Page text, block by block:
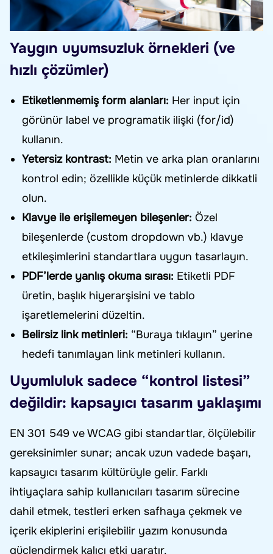
Yaygın uyumsuzluk örnekleri (ve
hızlı çözümler)
Etiketlenmemiş form alanları: Her input için
görünür label ve programatik ilişki (for/id)
kullanın.
Yetersiz kontrast: Metin ve arka plan oranlarını
kontrol edin; özellikle küçük metinlerde dikkatli
olun.
Klavye ile erişilemeyen bileşenler: Özel
bileşenlerde (custom dropdown vb.) klavye
etkileşimlerini standartlara uygun tasarlayın.
PDF’lerde yanlış okuma sırası: Etiketli PDF
üretin, başlık hiyerarşisini ve tablo
işaretlemelerini düzeltin.
Belirsiz link metinleri: “Buraya tıklayın” yerine
hedefi tanımlayan link metinleri kullanın.
Uyumluluk sadece “kontrol listesi”
değildir: kapsayıcı tasarım yaklaşımı
EN 301 549 ve WCAG gibi standartlar, ölçülebilir
gereksinimler sunar; ancak uzun vadede başarı,
kapsayıcı tasarım kültürüyle gelir. Farklı
ihtiyaçlara sahip kullanıcıları tasarım sürecine
dahil etmek, testleri erken safhaya çekmek ve
içerik ekiplerini erişilebilir yazım konusunda
güçlendirmek kalıcı etki yaratır.